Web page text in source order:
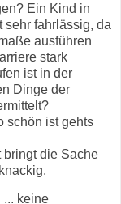
Ein Kind in
sehr fahrlässig, da
ausführen
stark
ist in der
Dinge der
schön ist gehts
bringt die Sache
... keine